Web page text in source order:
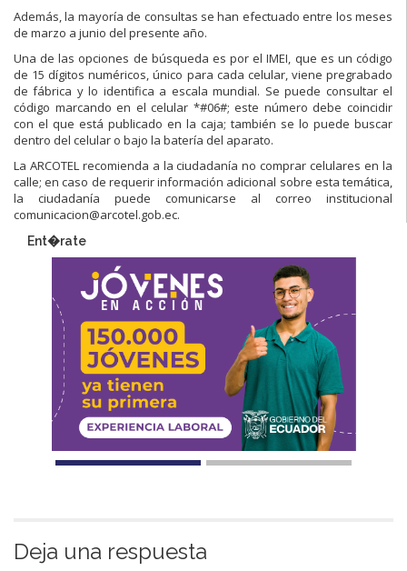
Además, la mayoría de consultas se han efectuado entre los meses
de marzo a junio del presente año.
Una de las opciones de búsqueda es por el IMEI, que es un código
de 15 dígitos numéricos, único para cada celular, viene pregrabado
de fábrica y lo identifica a escala mundial. Se puede consultar el
código marcando en el celular *#06#; este número debe coincidir
con el que está publicado en la caja; también se lo puede buscar
dentro del celular o bajo la batería del aparato.
La ARCOTEL recomienda a la ciudadanía no comprar celulares en la
calle; en caso de requerir información adicional sobre esta temática,
la ciudadanía puede comunicarse al correo institucional
comunicacion@arcotel.gob.ec.
Ent�rate
Deja una respuesta